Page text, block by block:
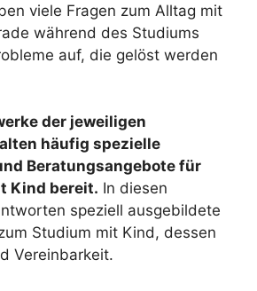
viele Fragen zum Alltag mit
während des Studiums
auf, die gelöst werden
der jeweiligen
häufig spezielle
Beratungsangebote für
Kind bereit. In diesen
speziell ausgebildete
Studium mit Kind, dessen
Vereinbarkeit.